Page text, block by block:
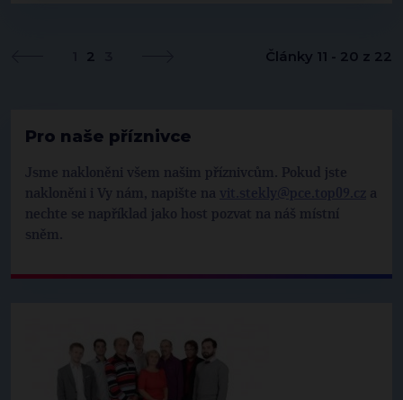
Pro naše příznivce
Jsme nakloněni všem našim příznivcům. Pokud jste
nakloněni i Vy nám, napište na
a
nechte se například jako host pozvat na náš místní
sněm.
2 Články 11 - 20 z 22